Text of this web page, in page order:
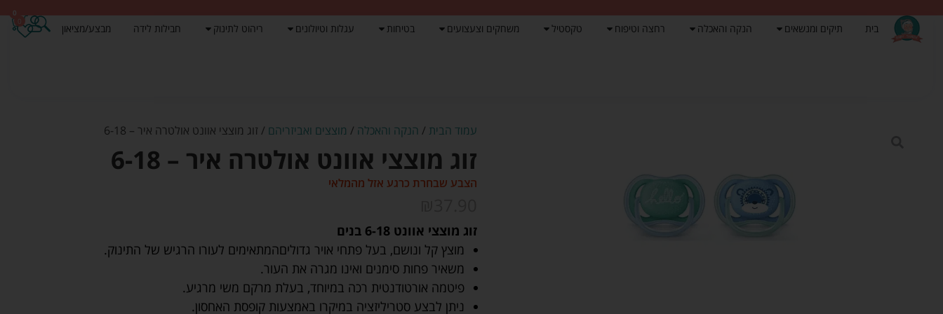
בית תיקים ומנשאים הנקה והאכלה רחצה וטיפוח טקסטיל משחקים וצעצועים בטיחות עגלות וטיולונים ריהוט לתינוק חבילות לידה מבצע/מציאון
0
עמוד הבית / הנקה והאכלה / מוצצים ואביזריהם / זוג מוצצי אוונט אולטרה איר – 6-18
זוג מוצצי אוונט אולטרה איר – 6-18
הצבע שבחרת כרגע אזל מהמלאי
זוג מוצצי אוונט 6-18 בנים
מוצץ קל ונושם, בעל פתחי אויר גדוליםהמתאימים לעורו הרגיש של התינוק.
משאיר פחות סימנים ואינו מגרה את העור.
פיטמה אורטודנטית רכה במיוחד, בעלת מרקם משי מרגיע.
ניתן לבצע סטריליזציה במיקרו באמצעות קופסת האחסון.